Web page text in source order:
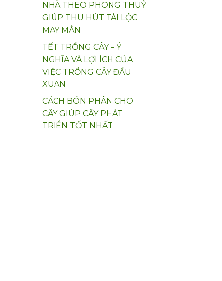
NHÀ THEO PHONG THUỶ
GIÚP THU HÚT TÀI LỘC
MAY MẮN
TẾT TRỒNG CÂY – Ý
NGHĨA VÀ LỢI ÍCH CỦA
VIỆC TRỒNG CÂY ĐẦU
XUÂN
CÁCH BÓN PHÂN CHO
CÂY GIÚP CÂY PHÁT
TRIỂN TỐT NHẤT